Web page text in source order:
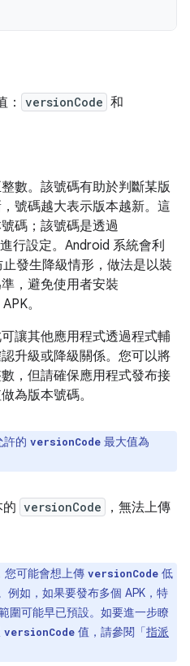
： versionCode 和
數。該號碼有助於判斷某版
號碼越大表示版本越新。這
碼；該號碼是透過
行設定。Android 系統會利
止發生降級情形，做法是以裝
，避免使用者安裝
。
讓其他應用程式透過程式輔
升級或降級關係。您可以將
，但請確保應用程式發布接
為版本號碼。
許的 versionCode 最大值為
versionCode
，無法上傳
您可能會想上傳 versionCode 低
例如，如果要發布多個 APK，特
圍可能早已預設。如要進一步瞭
versionCode 值，請參閱「指派